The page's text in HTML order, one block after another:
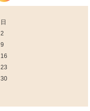
日
2
9
16
23
30